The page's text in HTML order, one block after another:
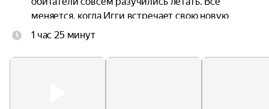
меняется, когда Игги встречает свою новую
одноклассницу Ив, без ума влюблённую в
наконец обретает смелость взглянуть в глаза
1 час 25 минут